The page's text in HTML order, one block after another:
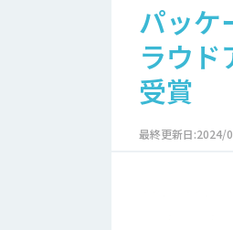
パッケ
ラウ
受賞
最終更新日:2024/